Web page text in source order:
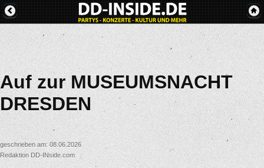
Auf zur MUSEUMSNACHT
DRESDEN
geschrieben am: 08.06.2026
Redaktion DD-INside.com